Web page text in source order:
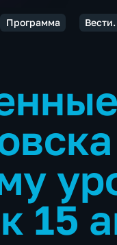
Программа
15